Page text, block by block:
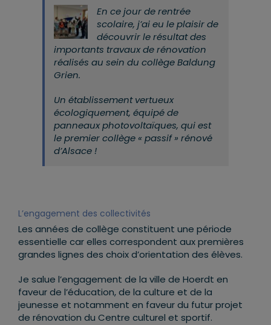
En ce jour de rentrée
scolaire, j’ai eu le plaisir de
découvrir le résultat des
importants travaux de rénovation
réalisés au sein du collège Baldung
Grien.
Un établissement vertueux
écologiquement, équipé de
panneaux photovoltaïques, qui est
le premier collège « passif » rénové
d’Alsace !
L’engagement des collectivités
Les années de collège constituent une période
essentielle car elles correspondent aux premières
grandes lignes des choix d’orientation des élèves.
Je salue l’engagement de la ville de Hoerdt en
faveur de l’éducation, de la culture et de la
jeunesse et notamment en faveur du futur projet
de rénovation du Centre culturel et sportif.